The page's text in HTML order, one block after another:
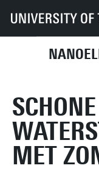
UT Faculties
2013
Schone
SCHONE
MET